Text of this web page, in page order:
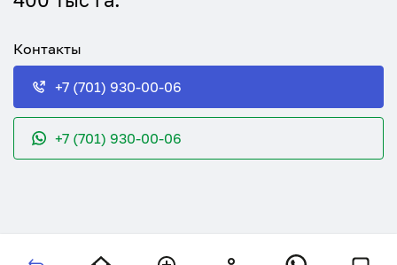
Контакты
+7 (701) 930-00-06
+7 (701) 930-00-06